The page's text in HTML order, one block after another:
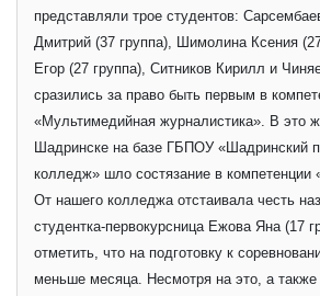
представляли трое студентов:
Дмитрий (37 группа), Шимолина Ксения
Егор (27 группа), Ситников Кирилл и
сразились за право быть первым в
«Мультимедийная журналистика». В это
Шадринске на базе ГБПОУ «Шадринский
колледж» шло состязание в компетенции
От нашего колледжа отстаивала честь
студентка-первокурсница Ежова Яна (17
отметить, что на подготовку к
меньше месяца. Несмотря на это, а также